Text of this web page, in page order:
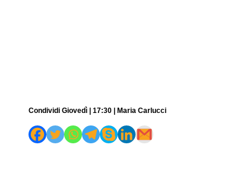
Condividi Giovedì | 17:30 | Maria Carlucci